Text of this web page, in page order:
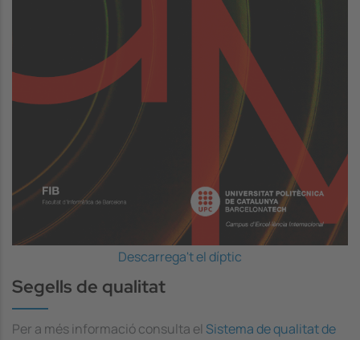
Descarrega't el díptic
Segells de qualitat
Per a més informació consulta el Sistema de qualitat de